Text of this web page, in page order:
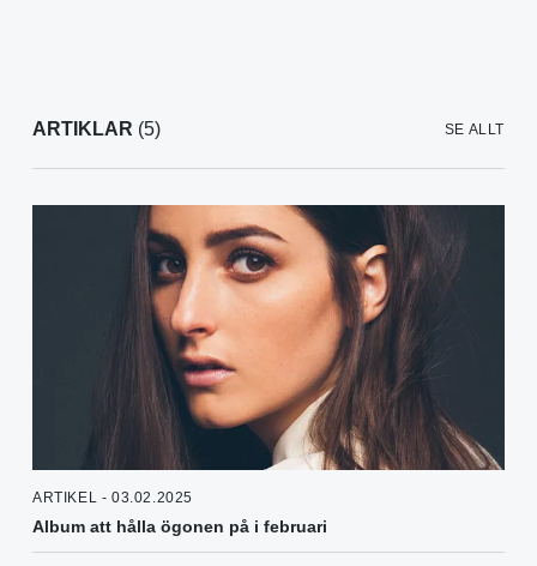
ARTIKLAR (5) SE ALLT
ARTIKEL - 03.02.2025
Album att hålla ögonen på i februari